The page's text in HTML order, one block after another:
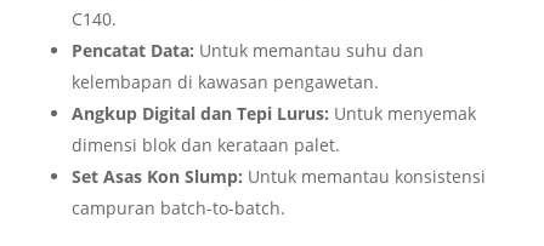
C140.
Pencatat Data: Untuk memantau suhu dan
kelembapan di kawasan pengawetan.
Angkup Digital dan Tepi Lurus: Untuk menyemak
dimensi blok dan kerataan palet.
Set Asas Kon Slump: Untuk memantau konsistensi
campuran batch-to-batch.